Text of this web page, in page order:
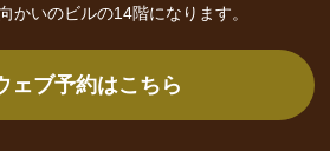
かいのビルの14階になります。
ェブ予約はこちら